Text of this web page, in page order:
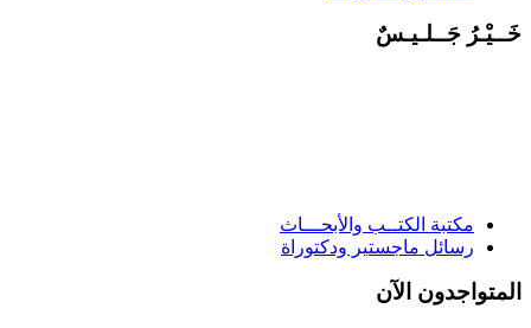
جَــلـيـسٌ
مكتبة الكتــب والأبحـــاث
رسائل ماجستير ودكتوراة
الآن